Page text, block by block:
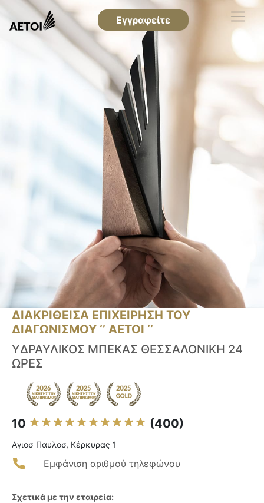
Εγγραφείτε
ΔΙΑΚΡΙΘΕΙΣΑ ΕΠΙΧΕΙΡΗΣΗ ΤΟΥ
ΔΙΑΓΩΝΙΣΜΟΥ ‘’ ΑΕΤΟΙ ‘’
ΥΔΡΑΥΛΙΚΟΣ ΜΠΕΚΑΣ ΘΕΣΣΑΛΟΝΙΚΗ 24
ΩΡΕΣ
10 (400)
Αγιοσ Παυλοσ, Κέρκυρας 1
Εμφάνιση αριθμού τηλεφώνου
Σχετικά με την εταιρεία: